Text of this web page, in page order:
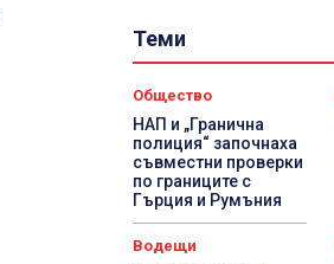
Теми
Общество
НАП и „Гранична
полиция“ започнаха
съвместни проверки
по границите с
Гърция и Румъния
Водещи